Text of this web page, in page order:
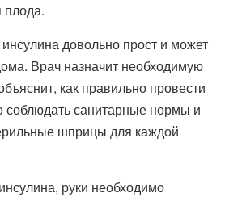
плода.
довольно прост и может
Врач назначит необходимую
как правильно провести
санитарные нормы и
шприцы для каждой
руки необходимо